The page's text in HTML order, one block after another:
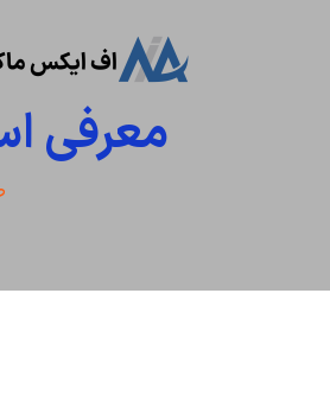
معرفی استراتژی